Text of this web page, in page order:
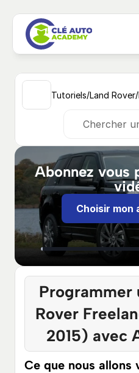
Tutoriels/Land Rover/
Chercher
Choisir mon
Abonnez vous
Programmer
Rover
2015) avec
Ce que nous allons